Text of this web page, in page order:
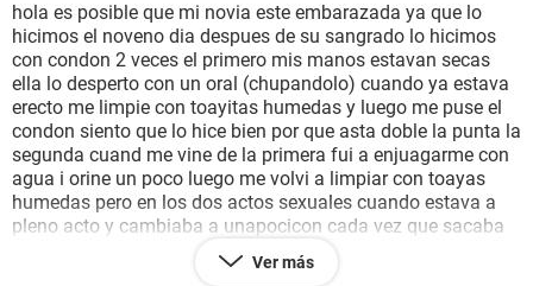
BIENESTAR
SEXUALIDAD
GLOSARIO
hola es posible que mi novia este embarazada ya que lo
hicimos el noveno dia despues de su sangrado lo hicimos
con condon 2 veces el primero mis manos estavan secas
ella lo desperto con un oral (chupandolo) cuando ya estava
erecto me limpie con toayitas humedas y luego me puse el
condon siento que lo hice bien por que asta doble la punta la
segunda cuand me vine de la primera fui a enjuagarme con
agua i orine un poco luego me volvi a limpiar con toayas
humedas pero en los dos actos sexuales cuando estava a
pleno acto y cambiaba a unapocicon cada vez que sacaba
mi pene el condon salia estirado y adentro avia mucho
liquido pre-seminal con eso cada vez lo acomodava de
Ver más